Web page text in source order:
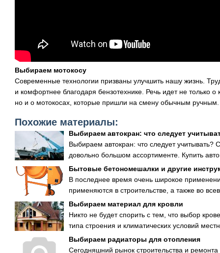
Выбираем мотокосу
Современные технологии призваны улучшить нашу жизнь.
и комфортнее благодаря бензотехнике. Речь идет не только о
но и о мотокосах, которые пришли на смену обычным ручным.
Похожие материалы:
Выбираем автокран: что следует
Выбираем автокран: что следует
довольно большом ассортименте. Купить
Бытовые бетономешалки и другие
В последнее время очень широкое
применяются в строительстве, а также во
Выбираем материал для кровли
Никто не будет спорить с тем, что выбор
типа строения и климатических условий
Выбираем радиаторы для отопления
Сегодняшний рынок строительства и